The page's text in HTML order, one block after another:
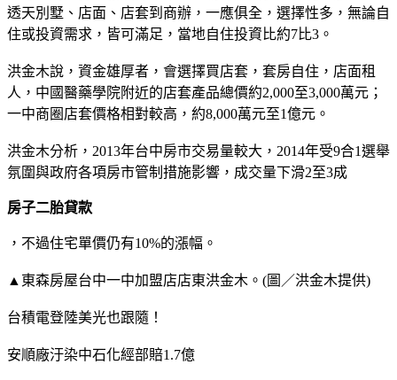
透天別墅、店面、店套到商辦，一應俱全，選擇性多，無論自
住或投資需求，皆可滿足，當地自住投資比約7比3。
洪金木說，資金雄厚者，會選擇買店套，套房自住，店面租
人，中國醫藥學院附近的店套產品總價約2,000至3,000萬元；
一中商圈店套價格相對較高，約8,000萬元至1億元。
洪金木分析，2013年台中房市交易量較大，2014年受9合1選舉
氛圍與政府各項房市管制措施影響，成交量下滑2至3成
房子二胎貸款
，不過住宅單價仍有10%的漲幅。
▲東森房屋台中一中加盟店店東洪金木。(圖／洪金木提供)
台積電登陸美光也跟隨！
安順廠汙染中石化經部賠1.7億